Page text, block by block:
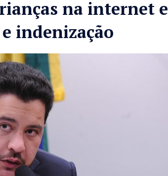
na internet e
indenização